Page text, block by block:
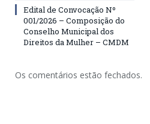
Edital de Convocação Nº
001/2026 – Composição do
Conselho Municipal dos
Direitos da Mulher – CMDM
Os comentários estão fechados.